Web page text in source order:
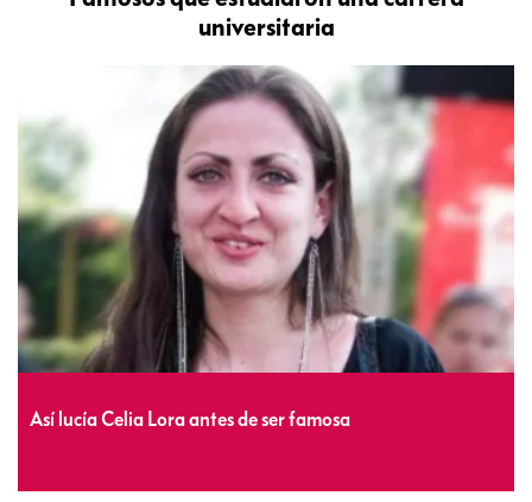
universitaria
Así lucía Celia Lora antes de ser famosa